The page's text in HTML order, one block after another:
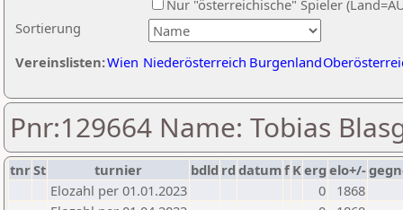
Sortierung
Nur "österreichische" Spieler
Vereinslisten:Wien Niederösterreich Burgenland
Pnr:129664 Name: Tobias
tnrSt turnier bdld rd datumf Kerg elo+/-
Elozahl per 01.01.2023
0
1868